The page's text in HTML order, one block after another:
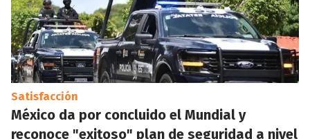
Satisfacción
México da por concluido el Mundial y
reconoce "exitoso" plan de seguridad a nivel